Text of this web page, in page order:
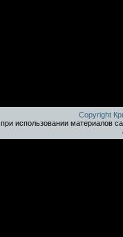
Copyright
при использовании материалов